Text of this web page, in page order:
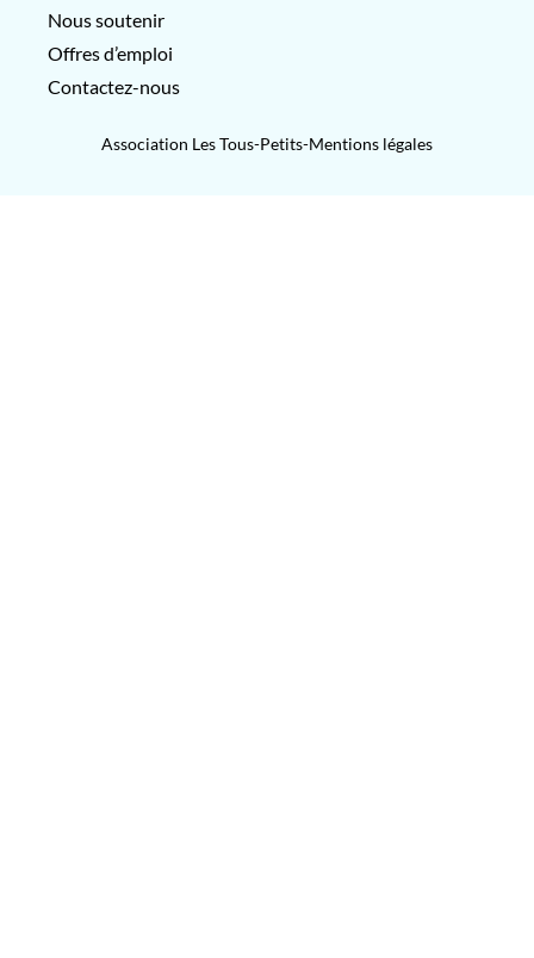
Nous soutenir
Offres d’emploi
Contactez-nous
Association Les Tous-Petits-Mentions légales